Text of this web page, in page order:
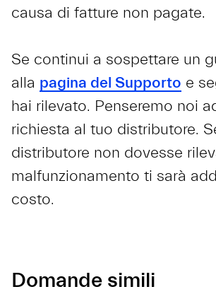
causa di fatture non pagate.
Se continui a sospettare un
alla pagina del Supporto e
hai rilevato. Penseremo noi
richiesta al tuo distributore.
distributore non dovesse
malfunzionamento ti sarà
costo.
Domande simili